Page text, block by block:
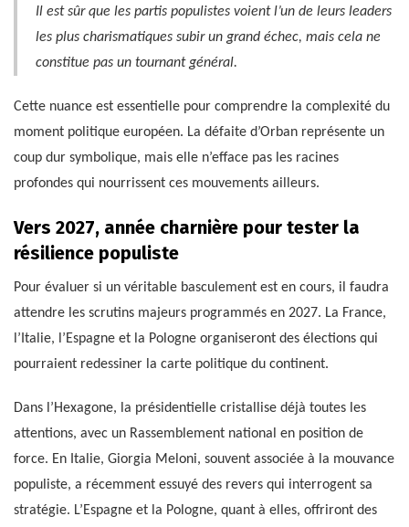
Il est sûr que les partis populistes voient l’un de leurs leaders
les plus charismatiques subir un grand échec, mais cela ne
constitue pas un tournant général.
Cette nuance est essentielle pour comprendre la complexité du
moment politique européen. La défaite d’Orban représente un
coup dur symbolique, mais elle n’efface pas les racines
profondes qui nourrissent ces mouvements ailleurs.
Vers 2027, année charnière pour tester la
résilience populiste
Pour évaluer si un véritable basculement est en cours, il faudra
attendre les scrutins majeurs programmés en 2027. La France,
l’Italie, l’Espagne et la Pologne organiseront des élections qui
pourraient redessiner la carte politique du continent.
Dans l’Hexagone, la présidentielle cristallise déjà toutes les
attentions, avec un Rassemblement national en position de
force. En Italie, Giorgia Meloni, souvent associée à la mouvance
populiste, a récemment essuyé des revers qui interrogent sa
stratégie. L’Espagne et la Pologne, quant à elles, offriront des